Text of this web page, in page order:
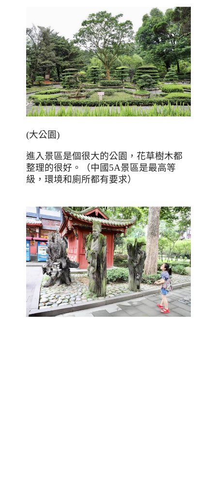
(大公園)
進入景區是個很大的公園，花草樹木都
整理的很好。（中國5A景區是最高等
級，環境和廁所都有要求）